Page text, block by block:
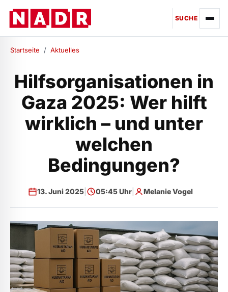
SUCHE
Startseite / Aktuelles
Hilfsorganisationen in
Gaza 2025: Wer hilft
wirklich – und unter
welchen
Bedingungen?
13. Juni 2025| 05:45 Uhr| Melanie Vogel